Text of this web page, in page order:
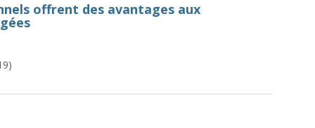
offrent des avantages aux